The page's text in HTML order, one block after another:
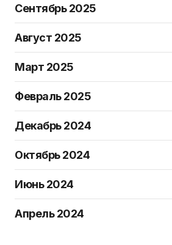
Сентябрь 2025
Август 2025
Март 2025
Февраль 2025
Декабрь 2024
Октябрь 2024
Июнь 2024
Апрель 2024